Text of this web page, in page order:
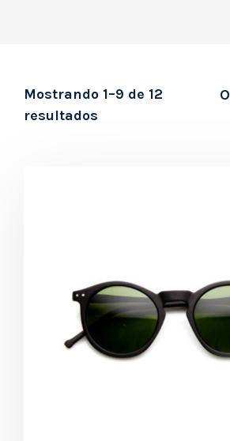
Mostrando 1–9 de 12
resultados